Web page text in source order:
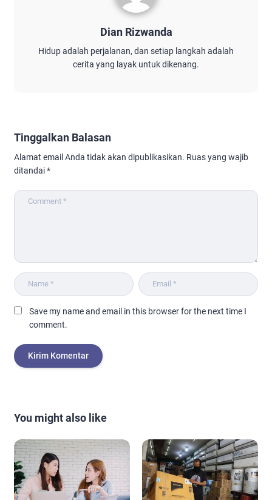
Dian Rizwanda
Hidup adalah perjalanan, dan setiap langkah adalah
cerita yang layak untuk dikenang.
Tinggalkan Balasan
Alamat email Anda tidak akan dipublikasikan. Ruas yang wajib
ditandai*
Save my name and email in this browser for the next time I
comment.
You might also like